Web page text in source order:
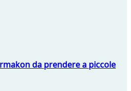
da prendere a piccole